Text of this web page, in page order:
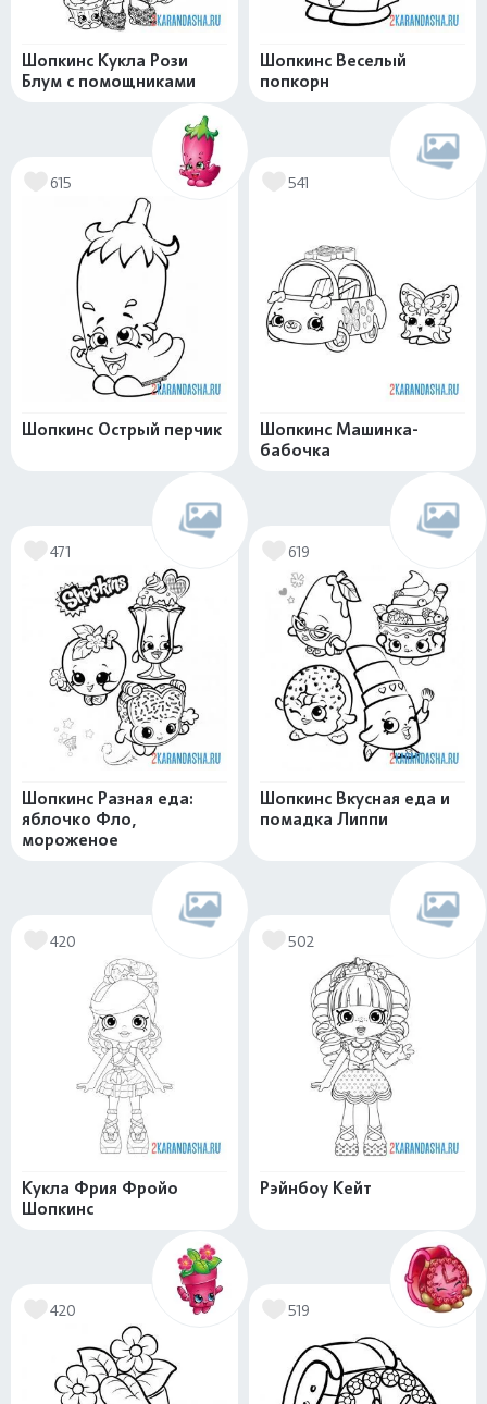
Шопкинс Кукла Рози
Блум с помощниками
Шопкинс Веселый
попкорн
615
Шопкинс Острый перчик
541
Шопкинс Машинка-
бабочка
471
Шопкинс Разная еда:
яблочко Фло,
мороженое
619
Шопкинс Вкусная еда и
помадка Липпи
420
Кукла Фрия Фройо
Шопкинс
502
Рэйнбоу Кейт
420 519